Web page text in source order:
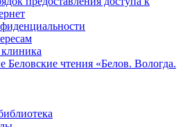
Беловские чтения «Белов. Вологда.